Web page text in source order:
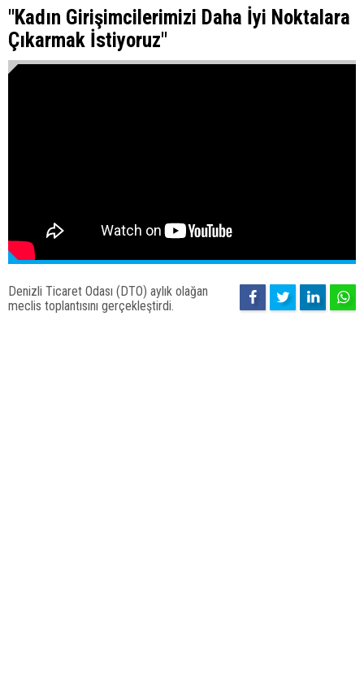
"Kadın Girişimcilerimizi Daha İyi Noktalara
Çıkarmak İstiyoruz"
Denizli Ticaret Odası (DTO) aylık olağan
meclis toplantısını gerçekleştirdi.